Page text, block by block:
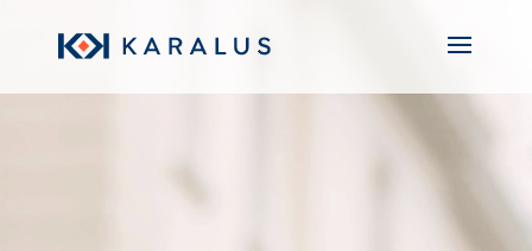
Klarheit schaffen,